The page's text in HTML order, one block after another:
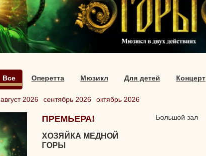
Все Оперетта Мюзикл Для детей Концерт
август 2026 сентябрь 2026 октябрь 2026
ПРЕМЬЕРА!
ХОЗЯЙКА МЕДНОЙ
ГОРЫ
Большой зал